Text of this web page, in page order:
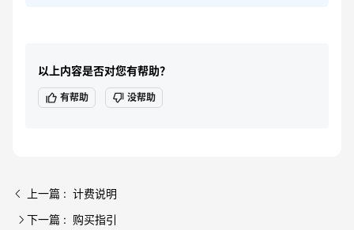
以上内容是否对您有帮助？
有帮助 没帮助
上一篇 : 计费说明
下一篇 : 购买指引